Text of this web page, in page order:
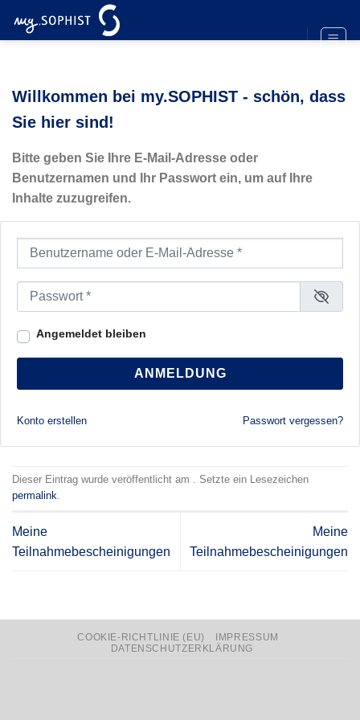
Inhalt
Willkommen bei my.SOPHIST - schön, dass
Sie hier sind!
Bitte geben Sie Ihre E-Mail-Adresse oder
Benutzernamen und Ihr Passwort ein, um auf Ihre
Inhalte zuzugreifen.
Benutzername oder E-Mail-Adresse
Passwort
Angemeldet bleiben
ANMELDUNG
Konto erstellen Passwort vergessen?
Dieser Eintrag wurde veröffentlicht am . Setzte ein Lesezeichen
permalink.
Meine
Teilnahmebescheinigungen
Meine
Teilnahmebescheinigungen
COOKIE-RICHTLINIE (EU)
IMPRESSUM
DATENSCHUTZERKLÄRUNG